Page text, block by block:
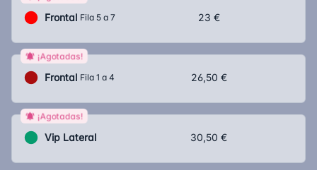
Frontal Fila 5 a 7 23 €
Frontal Fila 1 a 4 26,50 €
¡Agotadas!
Vip Lateral 30,50 €
¡Agotadas!